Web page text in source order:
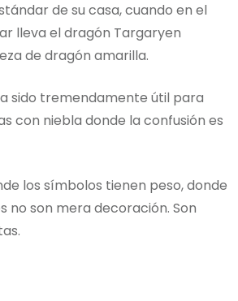
de su casa, cuando en el
lleva el dragón Targaryen
de dragón amarilla.
sido tremendamente útil para
con niebla donde la confusión es
los símbolos tienen peso, donde
no son mera decoración. Son